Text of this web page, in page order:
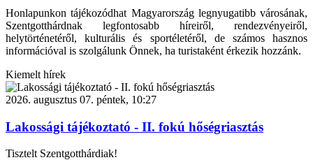
Honlapunkon tájékozódhat Magyarország legnyugatibb városának,
Szentgotthárdnak legfontosabb híreiről, rendezvényeiről,
helytörténetéről, kulturális és sportéletéről, de számos hasznos
információval is szolgálunk Önnek, ha turistaként érkezik hozzánk.
Kiemelt hírek
2026. augusztus 07. péntek, 10:27
Lakossági tájékoztató - II. fokú hőségriasztás
Tisztelt Szentgotthárdiak!